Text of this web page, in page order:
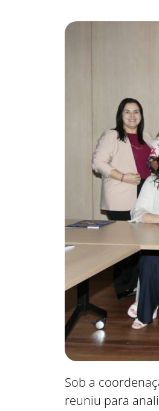
Sob a
reuniu para